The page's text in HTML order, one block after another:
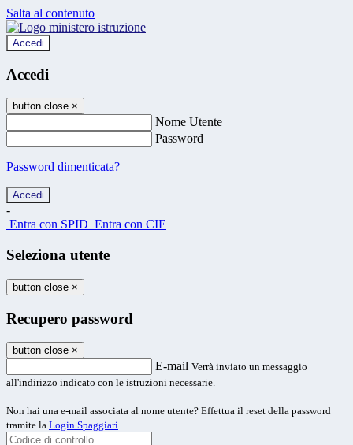
Salta al contenuto
Accedi
Accedi
button close ×
Nome Utente
Password
Password dimenticata?
-
Entra con SPID Entra con CIE
Seleziona utente
button close ×
Recupero password
button close ×
E-mail Verrà inviato un messaggio
all'indirizzo indicato con le istruzioni necessarie.
Non hai una e-mail associata al nome utente? Effettua il reset della password
tramite la Login Spaggiari